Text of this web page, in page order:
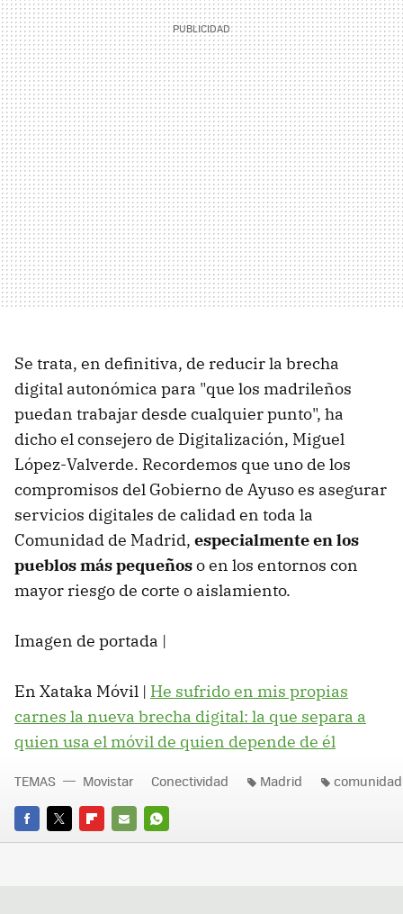
Se trata, en definitiva, de reducir la brecha
digital autonómica para "que los madrileños
puedan trabajar desde cualquier punto", ha
dicho el consejero de Digitalización, Miguel
López-Valverde. Recordemos que uno de los
compromisos del Gobierno de Ayuso es asegurar
servicios digitales de calidad en toda la
Comunidad de Madrid, especialmente en los
pueblos más pequeñoso en los entornos con
mayor riesgo de corte o aislamiento.
Imagen de portada |
En Xataka Móvil | He sufrido en mis propias
carnes la nueva brecha digital: la que separa a
quien usa el móvil de quien depende de él
FACEBOOK
TWITTERFLIPBOARD
E-
WHATSAPP
TEMAS Movistar Conectividad Madrid